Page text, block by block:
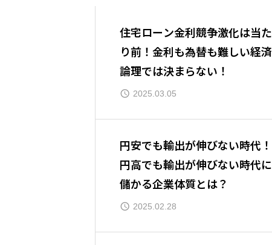
住宅ローン金利競争激化は当た
り前！金利も為替も難しい経済
論理では決まらない！
2025.03.05
円安でも輸出が伸びない時代！
円高でも輸出が伸びない時代に
儲かる企業体質とは？
2025.02.28